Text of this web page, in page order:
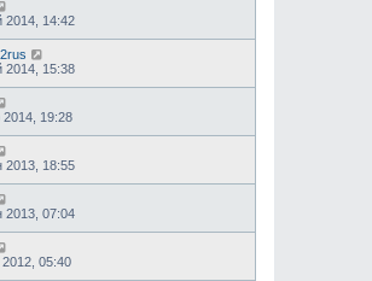
2014, 14:42
2014, 15:38
2014, 19:28
2013, 18:55
2013, 07:04
2012, 05:40